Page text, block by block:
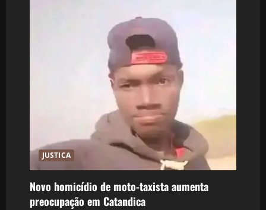
JUSTICA
Novo homicídio de moto-taxista aumenta
preocupação em Catandica